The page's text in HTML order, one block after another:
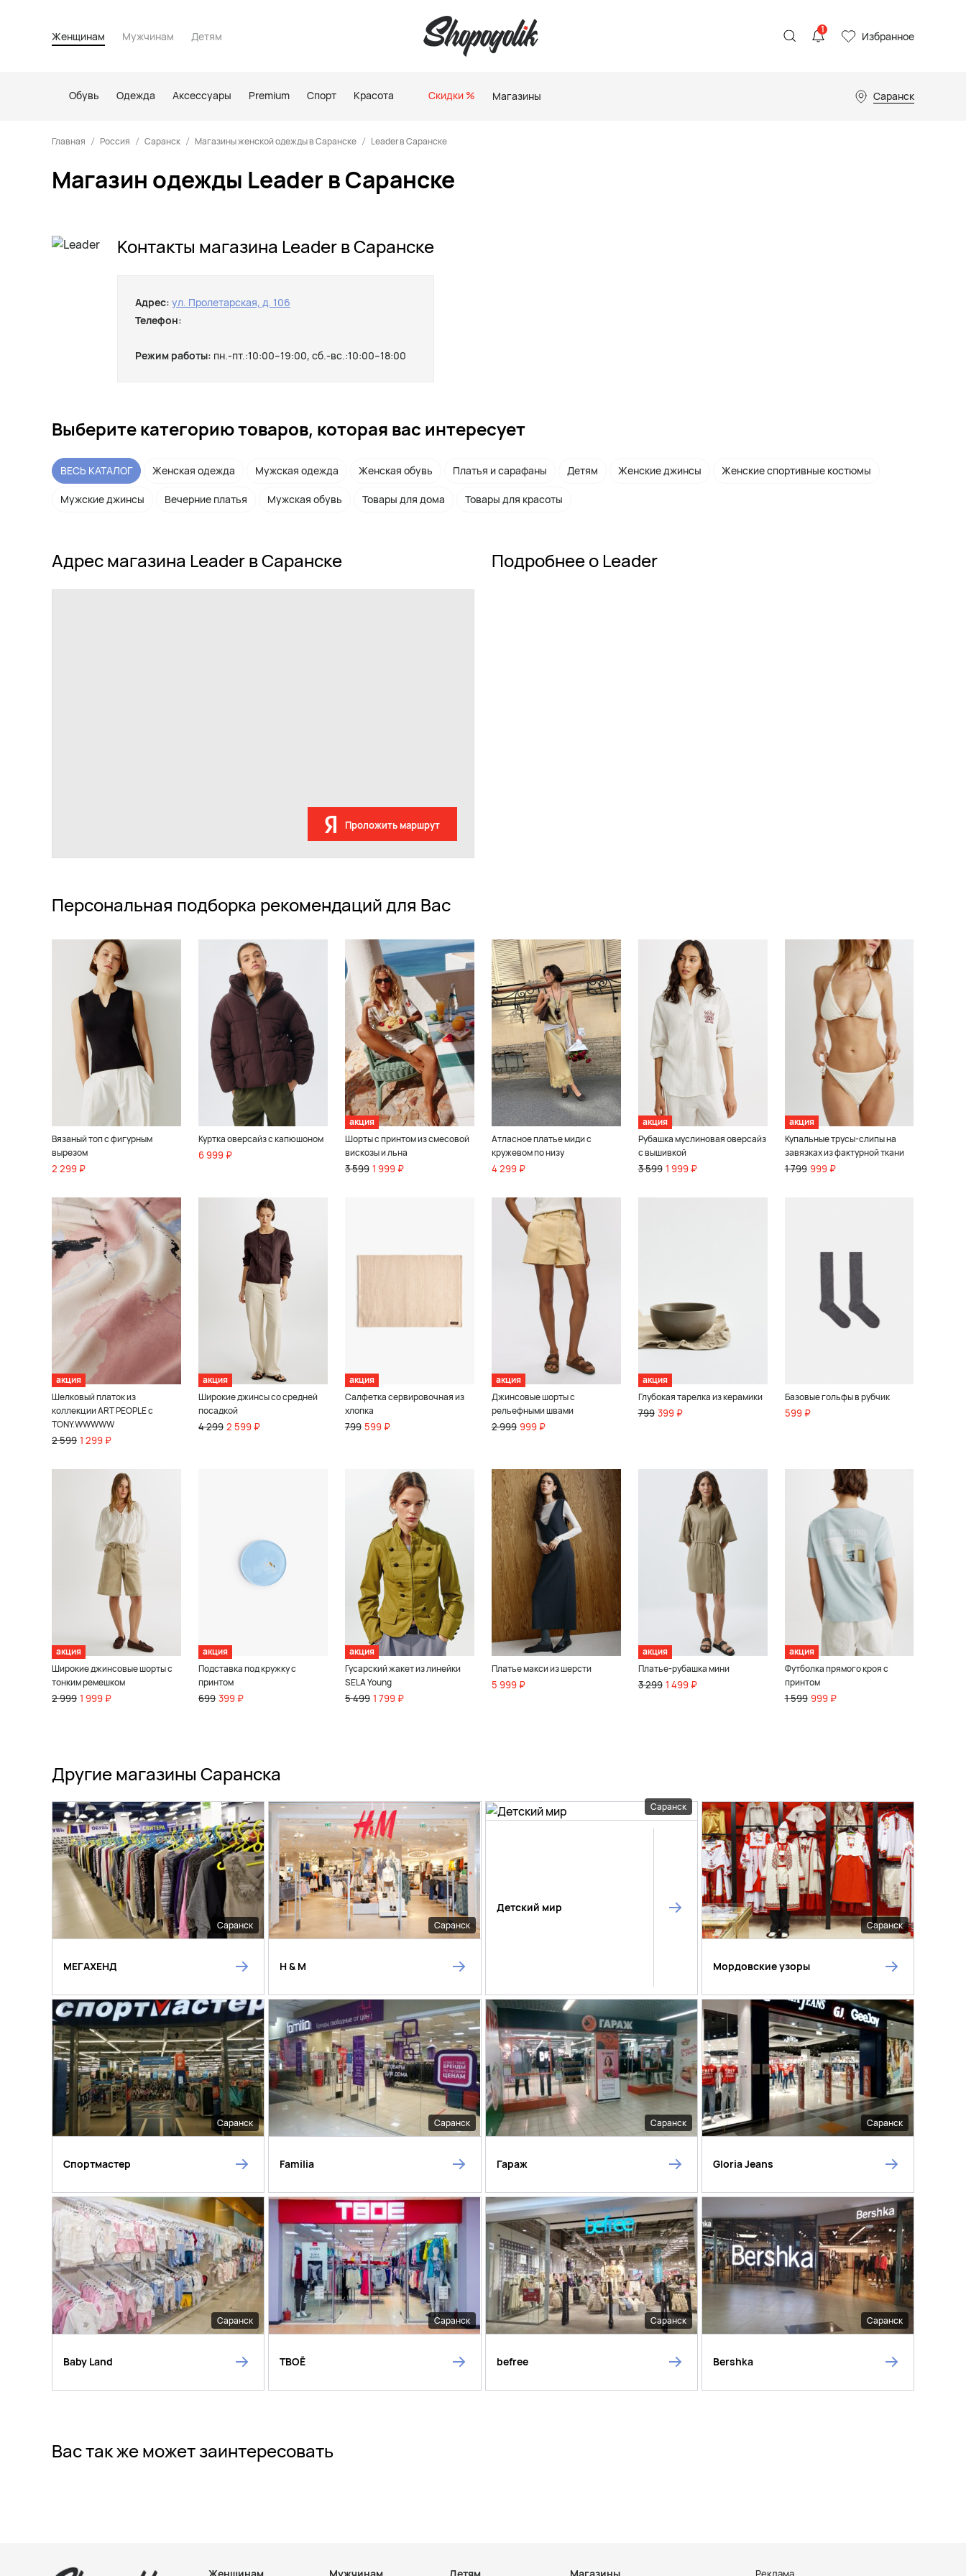
Женщинам Мужчинам Детям
1 Избранное
Обувь Одежда Аксессуары Premium Спорт Красота Скидки % Магазины Саранск
Главная Россия Саранск Магазины женской одежды в Саранске Leader в Саранске
Магазин одежды Leader в Саранске
Контакты магазина Leader в Саранске
Адрес: ул. Пролетарская, д. 106
Телефон:
Режим работы: пн.-пт.:10:00–19:00, сб.-вс.:10:00–18:00
Выберите категорию товаров, которая вас интересует
ВЕСЬ КАТАЛОГ Женская одежда Мужская одежда Женская обувь Платья и сарафаны Детям Женские джинсы Женские спортивные костюмы
Мужские джинсы Вечерние платья Мужская обувь Товары для дома Товары для красоты
Адрес магазина Leader в Саранске
Проложить маршрут
Подробнее о Leader
Персональная подборка рекомендаций для Вас
Вязаный топ с фигурным
вырезом
2 299 ₽
Куртка оверсайз с капюшоном
6 999 ₽
акция
Шорты с принтом из смесовой
вискозы и льна
3 599 1 999 ₽
Атласное платье миди с
кружевом по низу
4 299 ₽
акция
Рубашка муслиновая оверсайз
с вышивкой
3 599 1 999 ₽
акция
Купальные трусы-слипы на
завязках из фактурной ткани
1 799 999 ₽
акция
Шелковый платок из
коллекции ART PEOPLE с
TONY.WWWWW
2 599 1 299 ₽
акция
Широкие джинсы со средней
посадкой
4 299 2 599 ₽
акция
Cалфетка сервировочная из
хлопка
799 599 ₽
акция
Джинсовые шорты с
рельефными швами
2 999 999 ₽
акция
Глубокая тарелка из керамики
799 399 ₽
Базовые гольфы в рубчик
599 ₽
акция
Широкие джинсовые шорты с
тонким ремешком
2 999 1 999 ₽
акция
Подставка под кружку с
принтом
699 399 ₽
акция
Гусарский жакет из линейки
SELA Young
5 499 1 799 ₽
Платье макси из шерсти
5 999 ₽
акция
Платье-рубашка мини
3 299 1 499 ₽
акция
Футболка прямого кроя с
принтом
1 599 999 ₽
Другие магазины Саранска
Саранск
МЕГАХЕНД
Саранск
H & M
Саранск
Детский мир
Саранск
Мордовские узоры
Саранск
Спортмастер
Саранск
Familia
Саранск
Гараж
Саранск
Gloria Jeans
Саранск
Baby Land
Саранск
ТВОЁ
Саранск
befree
Саранск
Bershka
Вас так же может заинтересовать
Женщинам Мужчинам Детям Магазины